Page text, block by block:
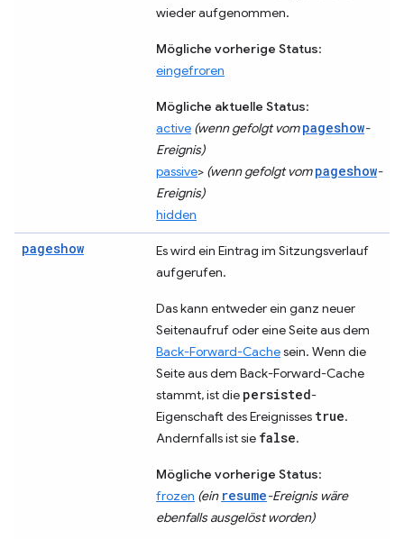
wieder aufgenommen.
Mögliche vorherige Status:
eingefroren
Mögliche aktuelle Status:
active (wenn gefolgt vompageshow-
Ereignis)
passive> (wenn gefolgt vompageshow-
Ereignis)
hidden
pageshow
Es wird ein Eintrag im Sitzungsverlauf
aufgerufen.
Das kann entweder ein ganz neuer
Seitenaufruf oder eine Seite aus dem
Back-Forward-Cachesein. Wenn die
Seite aus dem Back-Forward-Cache
stammt, ist die persisted-
Eigenschaft des Ereignisses true.
Andernfalls ist sie false.
Mögliche vorherige Status:
frozen (ein resume-Ereignis wäre
ebenfalls ausgelöst worden)